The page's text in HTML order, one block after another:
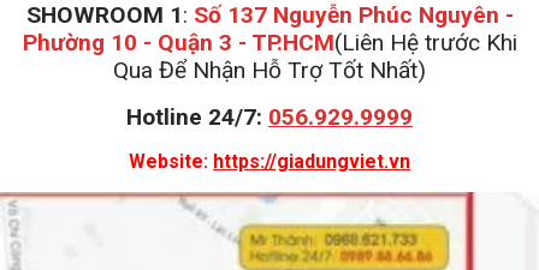
SHOWROOM 1: Số 137 Nguyễn Phúc Nguyên -
Phường 10 - Quận 3 - TP.HCM(Liên Hệ trước Khi
Qua Để Nhận Hỗ Trợ Tốt Nhất)
Hotline 24/7: 056.929.9999
Website: https://giadungviet.vn